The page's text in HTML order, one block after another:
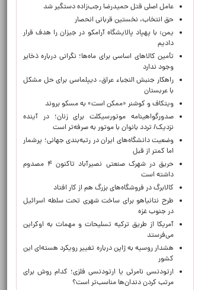
عامل اصلی قتل حمیدرضا رجب‌زاده دستگیر شد
حق انتخاب، نخستین قربانی انحصار
یمن: با پهپاد پالایشگاه آرامکو در جیزان را هدف قرار
دادیم
تأمین کالاهای اساسی برای ماه‌ها؛ نگرانی درباره ذخایر
وجود ندارد
راهکار جنبش النجباء عراق، دیپلماسی برای حل مشکل
با عربستان
ویتکاف و کوشنر «ممکن است» به مسکو بروند
صدورگواهینامه موتورسیکلت برای زنان؛ در آینده
نزدیک/ تردد بانوان با موتور به‌ صرفه‌تر است
وضعیت دانشگاه‌های ایران در رتبه‌بندی جهانی؛ پرشمار
اما کمتر از قبل
حریق در شهرک صنعتی نصیرآباد تاکنون ۴ مصدوم
داشته است
کالابرگ در فروشگاه‌های بزرگ هم از کار افتاد
طرح نتانیاهو برای ساخت شهری تحت سلطه اسرائیل
در جنوب غزه
آمریکا از طریق ترکیه تسلیحات و مهمات به اوکراین
می‌فرستد
هشدار روسیه به ژاپن درباره تغییر رویکرد هسته‌ای این
کشور
ارتودنسی نامرئی یا ارتودنسی فلزی؛ کدام روش برای
مرتب کردن دندان‌ها مناسب‌تر است؟